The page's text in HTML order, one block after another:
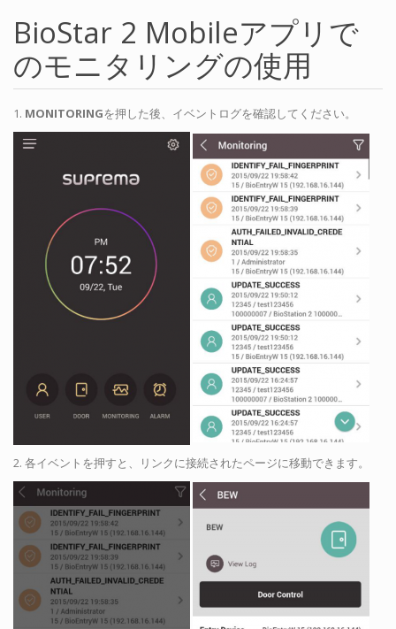
BioStar 2 Mobileアプリで
のモニタリングの使用
1. MONITORINGを押した後、イベントログを確認してください。
2. 各イベントを押すと、リンクに接続されたページに移動できます。